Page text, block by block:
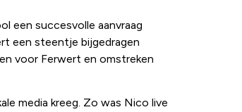
een succesvolle aanvraag
een steentje bijgedragen
voor Ferwert en omstreken
media kreeg. Zo was Nico live